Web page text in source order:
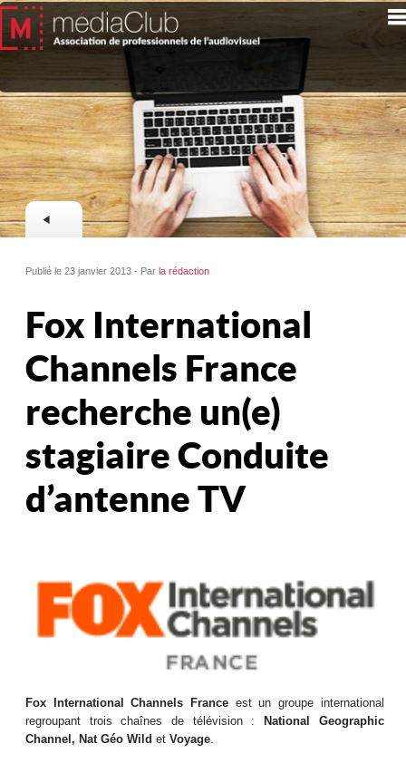
Publié le 23 janvier 2013 - Parla rédaction
Fox International
Channels France
recherche un(e)
stagiaire Conduite
d’antenne TV
Fox International Channels France est un groupe international
regroupant trois chaînes de télévision :
National Geographic
Channel, Nat Géo Wild etVoyage.